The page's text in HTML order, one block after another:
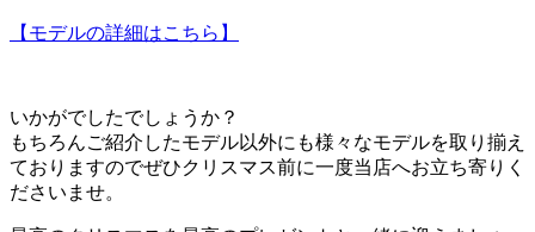
【モデルの詳細はこちら】
いかがでしたでしょうか？
もちろんご紹介したモデル以外にも様々なモデルを取り揃え
ておりますのでぜひクリスマス前に一度当店へお立ち寄りく
ださいませ。